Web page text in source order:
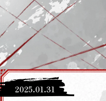
2025.01.31